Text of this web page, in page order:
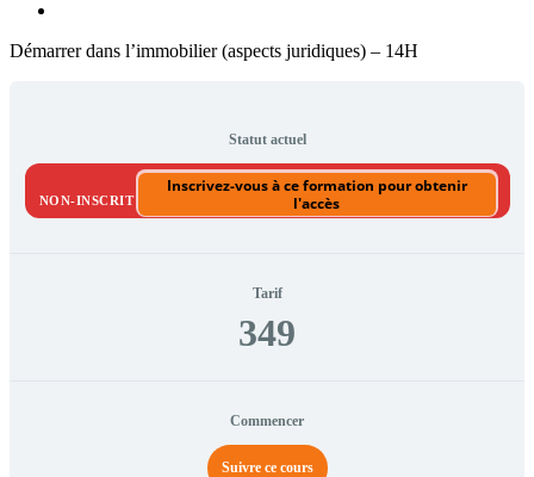
Démarrer dans l’immobilier (aspects juridiques) – 14H
Statut actuel
NON-INSCRIT
Inscrivez-vous à ce formation pour obtenir
l'accès
Tarif
349
Commencer
Suivre ce cours